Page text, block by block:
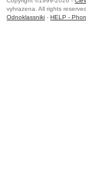
vyhrazena. All rights reserved.
Odnoklassniki -HELP -